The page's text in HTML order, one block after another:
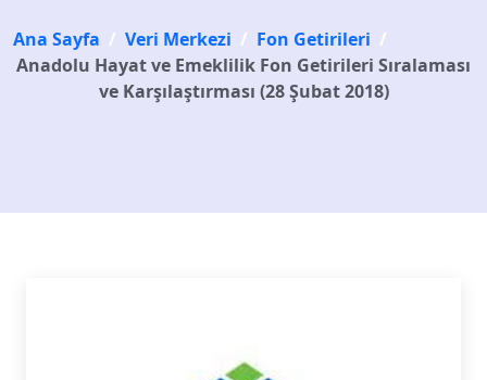
Ana Sayfa / Veri Merkezi / Fon Getirileri /
Anadolu Hayat ve Emeklilik Fon Getirileri Sıralaması
ve Karşılaştırması (28 Şubat 2018)